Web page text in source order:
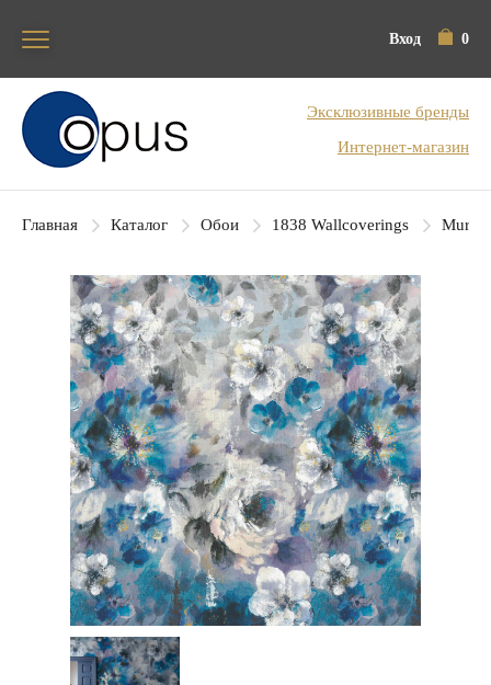
Вход 0
Блок поиска
Эксклюзивные бренды
Интернет-магазин
Главная Каталог Обои 1838 Wallcoverings Murals